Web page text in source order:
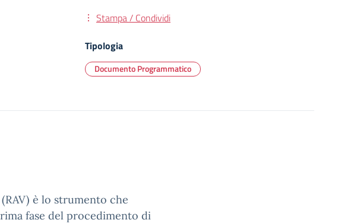
Stampa / Condividi
Tipologia
Documento Programmatico
è lo strumento che
fase del procedimento di